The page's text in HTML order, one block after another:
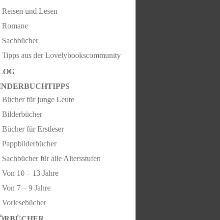
Reisen und Lesen
Romane
Sachbücher
Tipps aus der Lovelybookscommunity
Bücher für junge Leute
Bilderbücher
Bücher für Erstleser
Pappbilderbücher
Sachbücher für alle Altersstufen
Von 10 – 13 Jahre
Von 7 – 9 Jahre
Vorlesebücher